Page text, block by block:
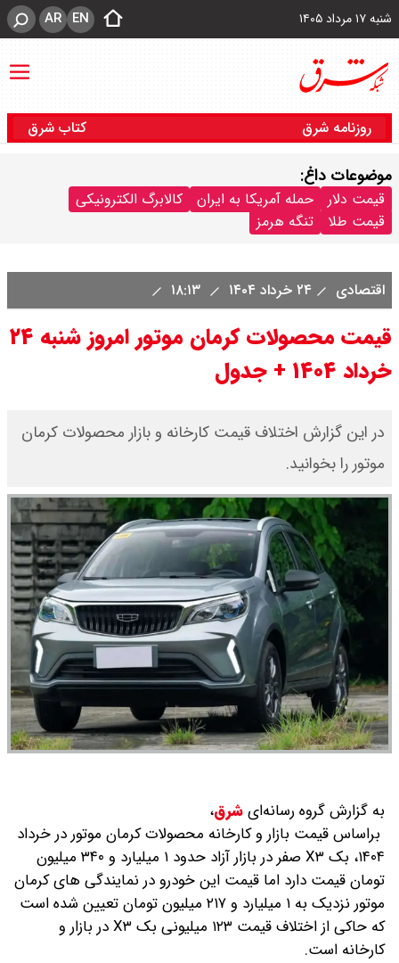
شنبه ۱۷ مرداد ۱۴۰۵ EN
AR
روزنامه شرق کتاب شرق
موضوعات داغ:
قیمت دلار حمله آمریکا به ایران
کالابرگ الکترونیکی
قیمت طلا
تنگه هرمز
اقتصادی ۲۴ خرداد ۱۴۰۴
قیمت محصولات کرمان موتور امروز شنبه ۲۴
خرداد ۱۴۰۴ + جدول
در این گزارش اختلاف قیمت کارخانه و بازار محصولات کرمان
موتور را بخوانید.
به گزارش گروه رسانه‌ایشرق،
براساس قیمت بازار و کارخانه محصولات کرمان موتور در خرداد
۱۴۰۴، بک X۳ صفر در بازار آزاد حدود ۱ میلیارد و ۳۴۰ میلیون
تومان قیمت دارد اما قیمت این خودرو در نمایندگی های کرمان
موتور نزدیک به ۱ میلیارد و ۲۱۷ میلیون تومان تعیین شده است
که حاکی از اختلاف قیمت ۱۲۳ میلیونی بک X۳ در بازار و
کارخانه است.